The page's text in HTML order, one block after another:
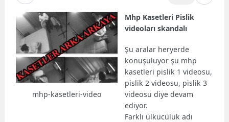
mhp-kasetleri-video
Mhp Kasetleri Pislik
videoları skandalı
Şu aralar heryerde
konuşuluyor şu mhp
kasetleri pislik 1 videosu,
pislik 2 videosu, pislik 3
videosu diye devam
ediyor.
Farklı ülkücülük adı